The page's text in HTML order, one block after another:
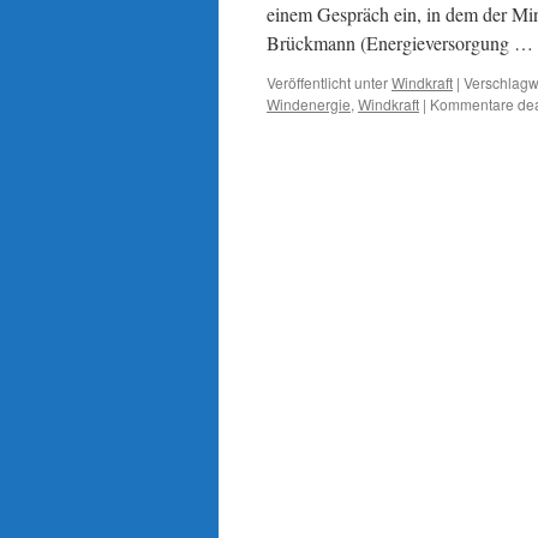
einem Gespräch ein, in dem der
Brückmann (Energieversorgung …
Veröffentlicht unterWindkraft |
Windenergie, Windkraft | Kommentare